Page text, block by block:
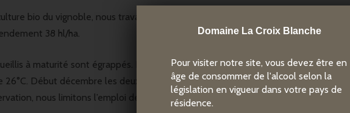
bio du vignoble, nous travaillons nos vignes sans engrais, ni insecticides.
38 hl/ha.
à maturité sont égrappés. La fermentation et la macération ont duré 18 jours, à
Début décembre les deux cépages ont été assemblés. Tout au long de la
nous limitons l’emploi de sulfites.
Domaine La Croix Blanche
Pour visiter notre site, vous devez être en
âge de consommer de l'alcool selon la
législation en vigueur dans votre pays de
résidence.